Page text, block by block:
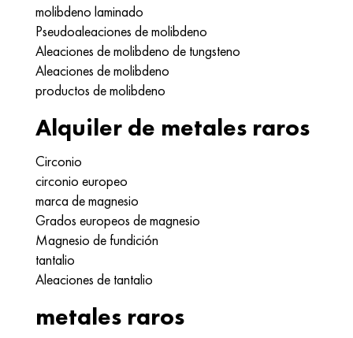
molibdeno laminado
Pseudoaleaciones de molibdeno
Aleaciones de molibdeno de tungsteno
Aleaciones de molibdeno
productos de molibdeno
Alquiler de metales raros
Circonio
circonio europeo
marca de magnesio
Grados europeos de magnesio
Magnesio de fundición
tantalio
Aleaciones de tantalio
metales raros